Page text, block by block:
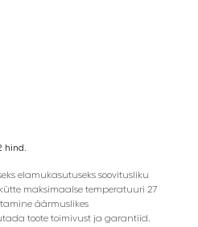
hind.
elamukasutuseks soovitusliku
maksimaalse temperatuuri 27
äärmuslikes
toote toimivust ja garantiid.